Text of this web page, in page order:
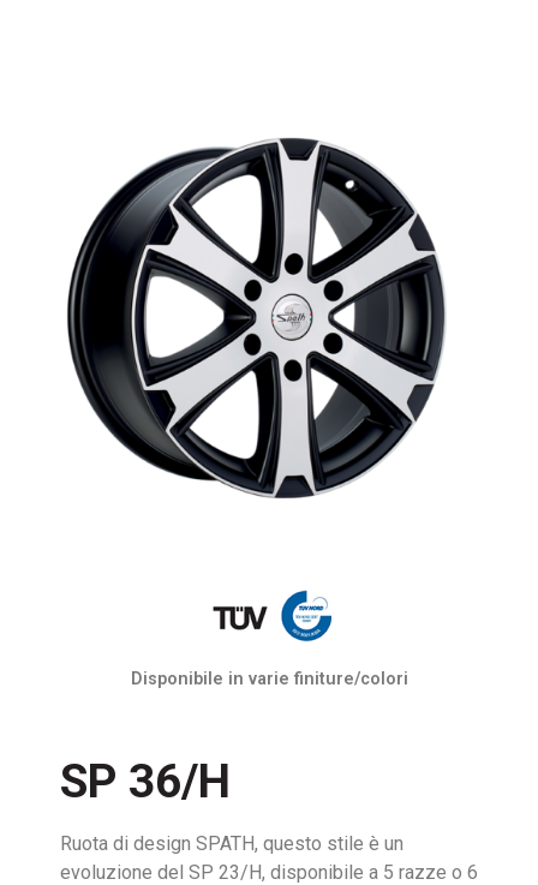
Disponibile in varie finiture/colori
SP 36/H
Ruota di design SPATH, questo stile è un
evoluzione del SP 23/H, disponibile a 5 razze o 6